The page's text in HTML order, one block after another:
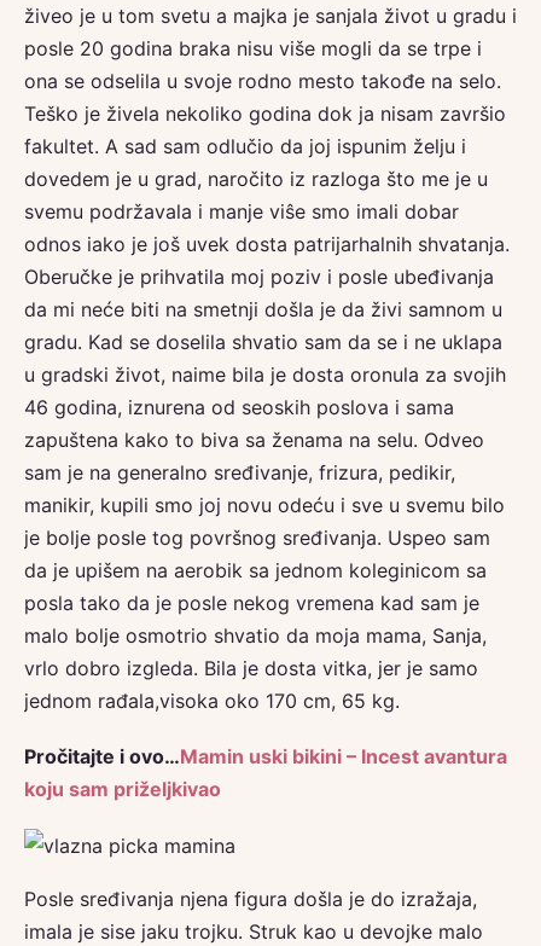
živeo je u tom svetu a majka je sanjala život u gradu i
posle 20 godina braka nisu više mogli da se trpe i
ona se odselila u svoje rodno mesto takođe na selo.
Teško je živela nekoliko godina dok ja nisam završio
fakultet. A sad sam odlučio da joj ispunim želju i
dovedem je u grad, naročito iz razloga što me je u
svemu podržavala i manje viŝe smo imali dobar
odnos iako je još uvek dosta patrijarhalnih shvatanja.
Oberučke je prihvatila moj poziv i posle ubeđivanja
da mi neće biti na smetnji došla je da živi samnom u
gradu. Kad se doselila shvatio sam da se i ne uklapa
u gradski život, naime bila je dosta oronula za svojih
46 godina, iznurena od seoskih poslova i sama
zapuštena kako to biva sa ženama na selu. Odveo
sam je na generalno sređivanje, frizura, pedikir,
manikir, kupili smo joj novu odeću i sve u svemu bilo
je bolje posle tog površnog sređivanja. Uspeo sam
da je upišem na aerobik sa jednom koleginicom sa
posla tako da je posle nekog vremena kad sam je
malo bolje osmotrio shvatio da moja mama, Sanja,
vrlo dobro izgleda. Bila je dosta vitka, jer je samo
jednom rađala,visoka oko 170 cm, 65 kg.
Pročitajte i ovo…Mamin uski bikini – Incest avantura
koju sam priželjkivao
Posle sređivanja njena figura došla je do izražaja,
imala je sise jaku trojku. Struk kao u devojke malo